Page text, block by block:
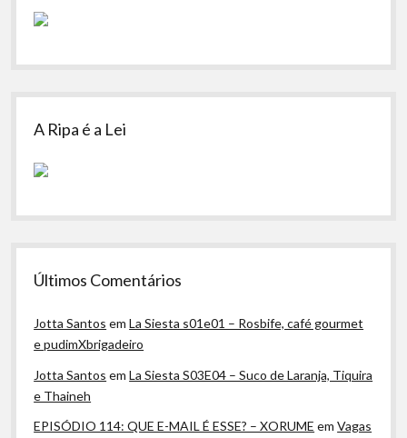
A Ripa é a Lei
Últimos Comentários
Jotta Santos emLa Siesta s01e01 – Rosbife, café gourmet
e pudimXbrigadeiro
Jotta Santos emLa Siesta S03E04 – Suco de Laranja, Tiquira
e Thaineh
EPISÓDIO 114: QUE E-MAIL É ESSE? – XORUME emVagas